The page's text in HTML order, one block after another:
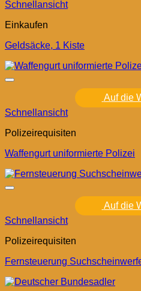
Schnellansicht
Einkaufen
Geldsäcke, 1 Kiste
Auf die
Schnellansicht
Polizeirequisiten
Waffengurt uniformierte Polizei
Auf die
Schnellansicht
Polizeirequisiten
Fernsteuerung